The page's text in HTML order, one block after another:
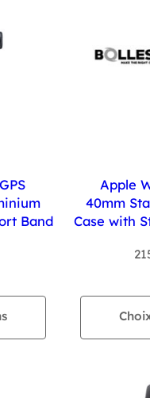
Band
Apple
40mm
Case with